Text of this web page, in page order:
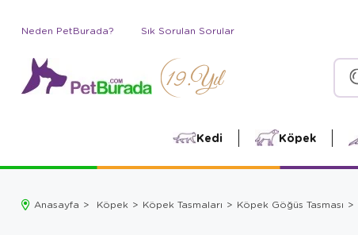
Neden PetBurada? Sık Sorulan Sorular
Kedi Köpek
Anasayfa Köpek Köpek Tasmaları Köpek Göğüs Tasması